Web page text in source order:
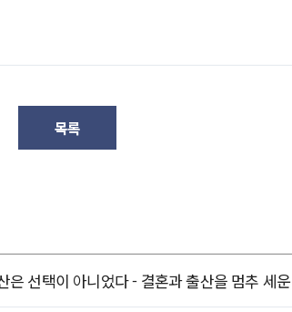
목록
선택이 아니었다 - 결혼과 출산을 멈추 세운